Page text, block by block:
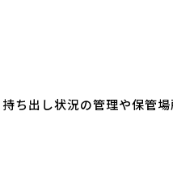
ち出し状況の管理や保管